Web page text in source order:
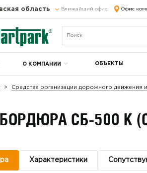
область Ближайший офис: Офис
О КОМПАНИИ ОБЪЕКТЫ
Средства организации дорожного движения
СБ-500 К
Характеристики